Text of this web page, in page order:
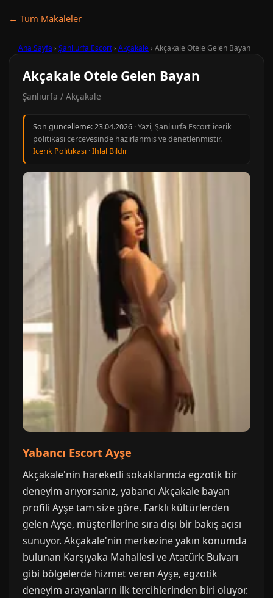
← Tum Makaleler
Ana Sayfa › Şanlıurfa Escort› Akçakale› Akçakale Otele Gelen Bayan
Akçakale Otele Gelen Bayan
Şanlıurfa / Akçakale
Son guncelleme:23.04.2026 · Yazi, Şanlıurfa Escort icerik
politikasi cercevesinde hazirlanmis ve denetlenmistir.
Icerik Politikasi ·Ihlal Bildir
Yabancı Escort Ayşe
Akçakale'nin hareketli sokaklarında egzotik bir
deneyim arıyorsanız, yabancı Akçakale bayan
profili Ayşe tam size göre. Farklı kültürlerden
gelen Ayşe, müşterilerine sıra dışı bir bakış açısı
sunuyor. Akçakale'nin merkezine yakın konumda
bulunan Karşıyaka Mahallesi ve Atatürk Bulvarı
gibi bölgelerde hizmet veren Ayşe, egzotik
deneyim arayanların ilk tercihlerinden biri oluyor.